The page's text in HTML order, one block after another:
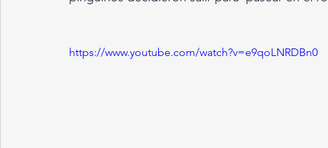
https://www.youtube.com/watch?v=e9qoLNRDBn0